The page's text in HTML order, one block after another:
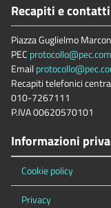
Recapiti e contatti
Piazza Guglielmo
PEC
Email
Recapiti telefonici
010-7267111
P.IVA 00620570101
Informazioni
Cookie policy
Privacy